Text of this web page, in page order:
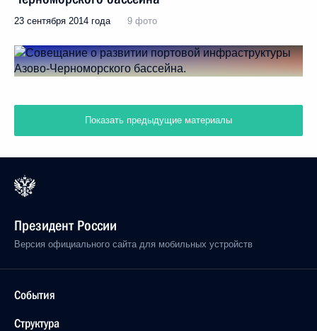
23 сентября 2014 года 9 фото
Показать предыдущие материалы
Президент России
Версия официального сайта для мобильных устройств
События
Структура